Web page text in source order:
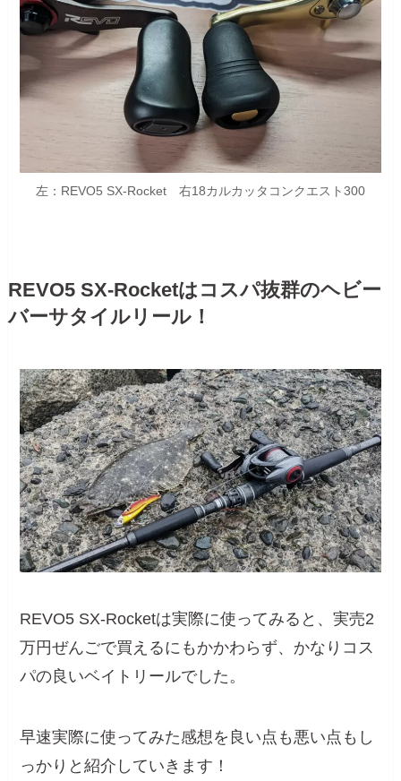
左：REVO5 SX-Rocket 右18カルカッタコンクエスト300
REVO5 SX-Rocketはコスパ抜群のヘビー
バーサタイルリール！
REVO5 SX-Rocketは実際に使ってみると、実売2
万円ぜんごで買えるにもかかわらず、かなりコス
パの良いベイトリールでした。
早速実際に使ってみた感想を良い点も悪い点もし
っかりと紹介していきます！